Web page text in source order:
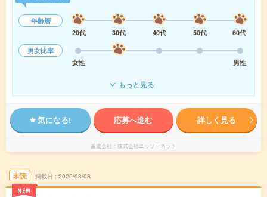
年齢層
20代
30代 40代 50代
60代
男女比率
女性
男性
もっと見る
気になる! 応募へ進む 詳しく見る
派遣会社 株式会社ニッソーネット
未読
NEW
掲載日 2026/08/08